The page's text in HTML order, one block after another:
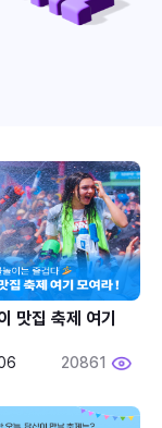
맛집 축제 여기
20861